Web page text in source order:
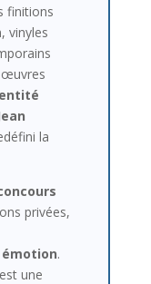
finitions
vinyles
œuvres
la
privées,
.
une